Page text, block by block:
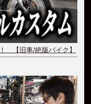
【旧車/絶版バイク】